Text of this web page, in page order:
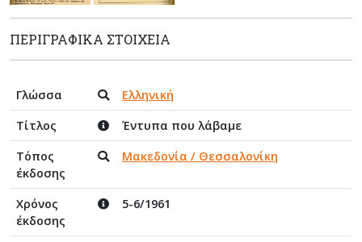
ΠΕΡΙΓΡΑΦΙΚΆ ΣΤΟΙΧΕΊΑ
Γλώσσα
Ελληνική
Τίτλος
Έντυπα που λάβαμε
Τόπος
έκδοσης
Μακεδονία / Θεσσαλονίκη
Χρόνος
έκδοσης
5-6/1961